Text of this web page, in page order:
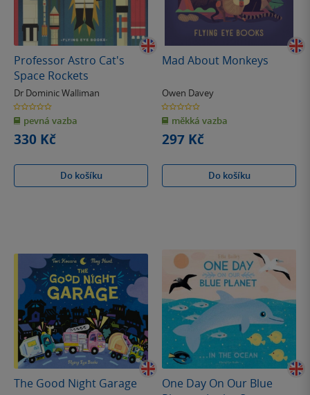
Professor Astro Cat's
Space Rockets
Dr Dominic Walliman
0.0
z
5
hvězdiček
pevná vazba
330 Kč
Do košíku
Mad About Monkeys
Owen Davey
0.0
z
5
hvězdiček
měkká vazba
297 Kč
Do košíku
The Good Night Garage
One Day On Our Blue